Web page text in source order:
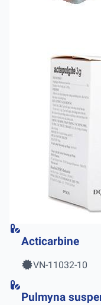
Acticarbine
VN-11032-10
Pulmyna